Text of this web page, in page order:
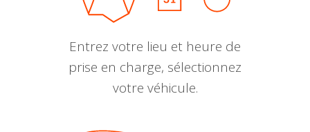
Entrez votre lieu et heure de
prise en charge, sélectionnez
votre véhicule.